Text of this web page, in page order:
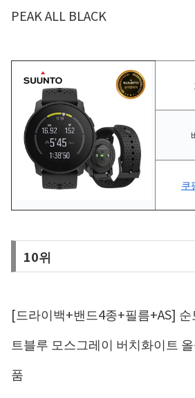
PEAK ALL BLACK
쿠
10위
[드라이백+밴드4종+필름+AS]
트블루 모스그레이 버치화이트
품